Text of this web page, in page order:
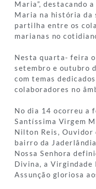
Maria”, destacando
Maria na história da
partilha entre os
marianas no
Nesta quarta- feira
setembro e outubro
com temas
colaboradores no
No dia 14 ocorreu a
Santíssima Virgem
Nilton Reis, Ouvidor
bairro da
Nossa Senhora
Divina, a Virgindade
Assunção gloriosa